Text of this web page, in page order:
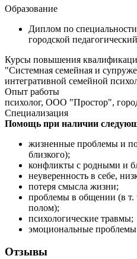
Образование
Диплом по
городской
Курсы повышения
"Системная семейная и
интегративной семейной
Опыт работы
психолог, ООО "Простор",
Специализация
Помощь при наличии
жизненные проблемы и
близкого);
конфликты с родными и
неуверенность в себе,
потеря смысла жизни;
проблемы в общении (в
полом);
психологические травмы;
эмоциональные
Отзывы